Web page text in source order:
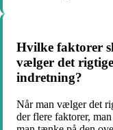
Hvilke faktorer
vælger det
indretning?
Når man vælger det
der flere faktorer,